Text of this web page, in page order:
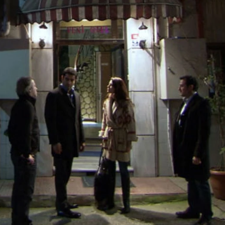
WhatsappFacebook
X